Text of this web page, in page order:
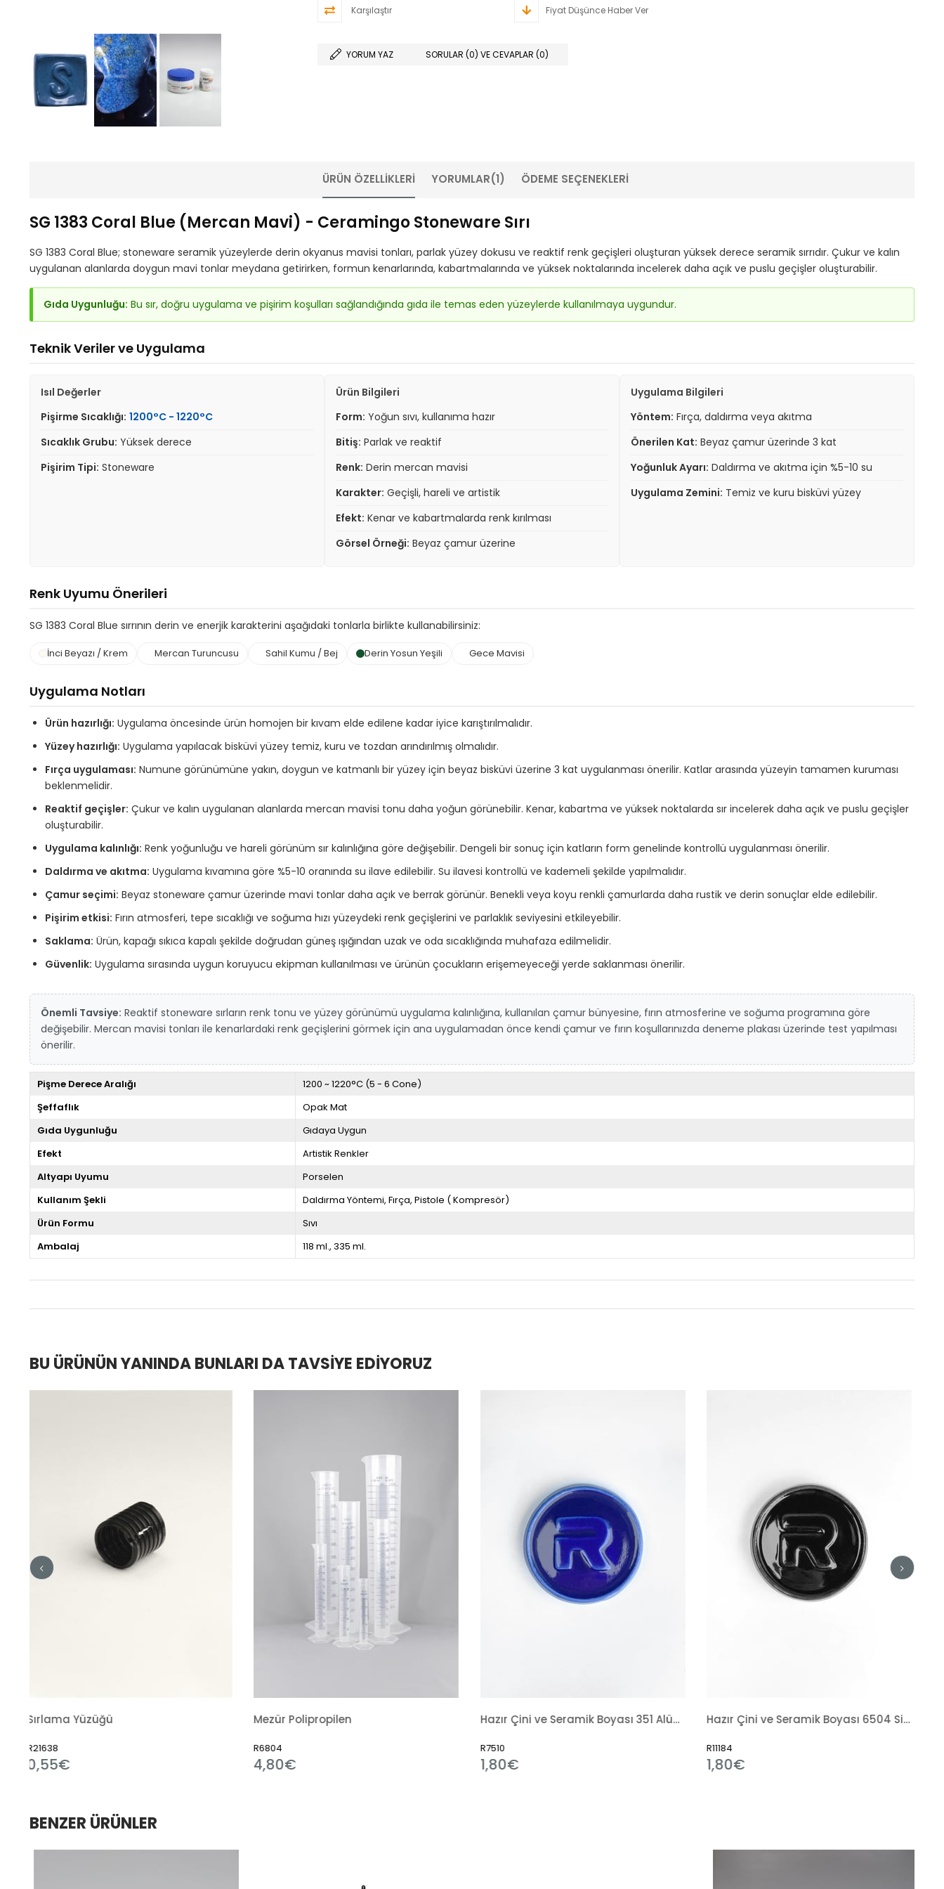
Karşılaştır Fiyat Düşünce Haber Ver
YORUM YAZ SORULAR (0) VE CEVAPLAR (0)
ÜRÜN ÖZELLIKLERI YORUMLAR(1) ÖDEME SEÇENEKLERI
SG 1383 Coral Blue (Mercan Mavi) - Ceramingo Stoneware Sırı
SG 1383 Coral Blue; stoneware seramik yüzeylerde derin okyanus mavisi tonları, parlak yüzey dokusu ve reaktif renk geçişleri oluşturan yüksek derece seramik sırrıdır. Çukur ve kalın
uygulanan alanlarda doygun mavi tonlar meydana getirirken, formun kenarlarında, kabartmalarında ve yüksek noktalarında incelerek daha açık ve puslu geçişler oluşturabilir.
Gıda Uygunluğu: Bu sır, doğru uygulama ve pişirim koşulları sağlandığında gıda ile temas eden yüzeylerde kullanılmaya uygundur.
Teknik Veriler ve Uygulama
Isıl Değerler
Pişirme Sıcaklığı: 1200°C - 1220°C
Sıcaklık Grubu: Yüksek derece
Pişirim Tipi: Stoneware
Ürün Bilgileri
Form: Yoğun sıvı, kullanıma hazır
Bitiş: Parlak ve reaktif
Renk: Derin mercan mavisi
Karakter: Geçişli, hareli ve artistik
Efekt: Kenar ve kabartmalarda renk kırılması
Görsel Örneği: Beyaz çamur üzerine
Uygulama Bilgileri
Yöntem: Fırça, daldırma veya akıtma
Önerilen Kat: Beyaz çamur üzerinde 3 kat
Yoğunluk Ayarı: Daldırma ve akıtma için %5-10 su
Uygulama Zemini: Temiz ve kuru bisküvi yüzey
Renk Uyumu Önerileri
SG 1383 Coral Blue sırrının derin ve enerjik karakterini aşağıdaki tonlarla birlikte kullanabilirsiniz:
İnci Beyazı / Krem Mercan Turuncusu Sahil Kumu / Bej Derin Yosun Yeşili Gece Mavisi
Uygulama Notları
Ürün hazırlığı: Uygulama öncesinde ürün homojen bir kıvam elde edilene kadar iyice karıştırılmalıdır.
Yüzey hazırlığı: Uygulama yapılacak bisküvi yüzey temiz, kuru ve tozdan arındırılmış olmalıdır.
Fırça uygulaması: Numune görünümüne yakın, doygun ve katmanlı bir yüzey için beyaz bisküvi üzerine 3 kat uygulanması önerilir. Katlar arasında yüzeyin tamamen kuruması
beklenmelidir.
Reaktif geçişler: Çukur ve kalın uygulanan alanlarda mercan mavisi tonu daha yoğun görünebilir. Kenar, kabartma ve yüksek noktalarda sır incelerek daha açık ve puslu geçişler
oluşturabilir.
Uygulama kalınlığı: Renk yoğunluğu ve hareli görünüm sır kalınlığına göre değişebilir. Dengeli bir sonuç için katların form genelinde kontrollü uygulanması önerilir.
Daldırma ve akıtma: Uygulama kıvamına göre %5-10 oranında su ilave edilebilir. Su ilavesi kontrollü ve kademeli şekilde yapılmalıdır.
Çamur seçimi: Beyaz stoneware çamur üzerinde mavi tonlar daha açık ve berrak görünür. Benekli veya koyu renkli çamurlarda daha rustik ve derin sonuçlar elde edilebilir.
Pişirim etkisi: Fırın atmosferi, tepe sıcaklığı ve soğuma hızı yüzeydeki renk geçişlerini ve parlaklık seviyesini etkileyebilir.
Saklama: Ürün, kapağı sıkıca kapalı şekilde doğrudan güneş ışığından uzak ve oda sıcaklığında muhafaza edilmelidir.
Güvenlik: Uygulama sırasında uygun koruyucu ekipman kullanılması ve ürünün çocukların erişemeyeceği yerde saklanması önerilir.
Önemli Tavsiye: Reaktif stoneware sırların renk tonu ve yüzey görünümü uygulama kalınlığına, kullanılan çamur bünyesine, fırın atmosferine ve soğuma programına göre
değişebilir. Mercan mavisi tonları ile kenarlardaki renk geçişlerini görmek için ana uygulamadan önce kendi çamur ve fırın koşullarınızda deneme plakası üzerinde test yapılması
önerilir.
Pişme Derece Aralığı
1200 ~ 1220°C (5 - 6 Cone)
Şeffaflık
Opak Mat
Gıda Uygunluğu
Gıdaya Uygun
Efekt
Artistik Renkler
Altyapı Uyumu
Porselen
Kullanım Şekli
Daldırma Yöntemi Fırça Pistole ( Kompresör)
Ürün Formu
Sıvı
Ambalaj
118 ml. 335 ml.
BU ÜRÜNÜN YANINDA BUNLARI DA TAVSIYE EDIYORUZ
Mezür Polipropilen
4,80€
Hazır Çini ve Seramik Boyası 351 Alümina Mavi
1,80€
Hazır Çini ve Seramik Boyası 6504 Siyah Tahrir Sırlama Fırçası
BENZER ÜRÜNLER